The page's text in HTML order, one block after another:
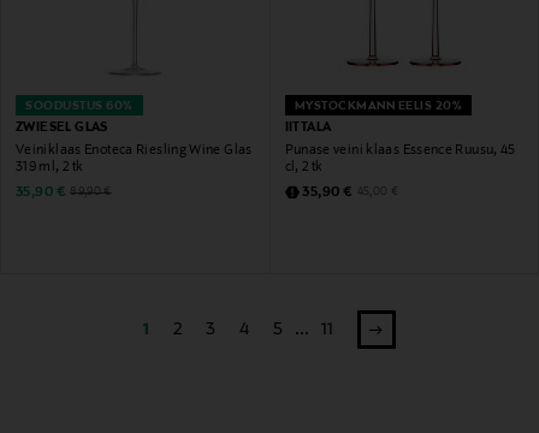
SOODUSTUS 60%
ZWIESEL GLAS
Veiniklaas Enoteca Riesling Wine Glas
319 ml, 2 tk
Discounted Price
35,90 € Original Price
89,90 €
MYSTOCKMANN EELIS 20%
IITTALA
Punase veini klaas Essence Ruusu, 45
cl, 2 tk
Discounted Price
35,90 € Original Price
45,00 €
1 2 3 4 5 ... 11